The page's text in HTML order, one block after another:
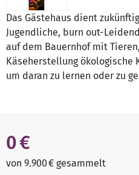
Das Gästehaus dient
Jugendliche, burn out-
auf dem Bauernhof mit
Käseherstellung
um daran zu lernen oder zu
0 €
von 9.900 € gesammelt